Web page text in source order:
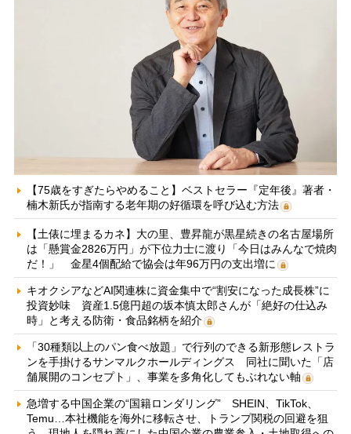
【75歳をすぎたらやめること】ベストセラー『定年後』著者・
楠木新氏が指南する老年期の好循環を呼び込む方法
【土俵に埋まるカネ】大の里、豊昇龍が黒星続きの名古屋場所
は「懸賞金2826万円」が下位力士に渡り「今日はみんなで焼肉
だ！」 金星4個配給で協会は年96万円の支出増に
キオクシアなどAI関連株に資金集中で“割安になった成長株”に
投資妙味 資産1.5億円超の坂本慎太郎さんが「絶好の仕込み
時」と考える防衛・食品銘柄を紹介
「30種類以上のパン食べ放題」で行列のできる新形態レストラ
ンを手掛けるサンマルクホールディングス 同社に聞いた「店
舗展開のコンセプト」、事業を多角化してもぶれない軸
急増する中国企業の“国籍ロンダリング” SHEIN、TikTok、
Temu…本社機能を海外に移転させ、トランプ関税の回避を狙